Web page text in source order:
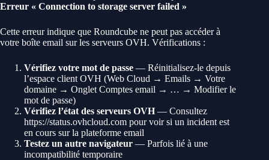
Erreur « Connection to storage server failed »
Cette erreur indique que Roundcube ne peut pas accéder à
votre boîte email sur les serveurs OVH. Vérifications :
Vérifiez votre mot de passe — Réinitialisez-le depuis
l’espace client OVH (Web Cloud → Emails → Votre
domaine → Onglet Comptes email → … → Modifier le
mot de passe)
Vérifiez l’état des serveurs OVH— Consultez
https://status.ovhcloud.com pour voir si un incident est
en cours sur la plateforme email
Testez un autre navigateur — Parfois lié à une
incompatibilité temporaire